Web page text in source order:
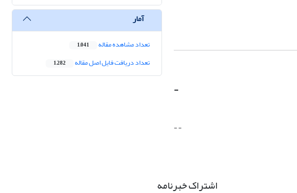
-
- -
آمار
تعداد مشاهده مقاله 1,041
تعداد دریافت فایل اصل مقاله 1,282
اشتراک خبرنامه